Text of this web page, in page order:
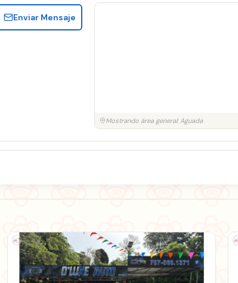
Enviar Mensaje
Mostrando área general: Aguada